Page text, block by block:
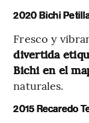
2020 Bichi
Fresco y
divertida
Bichi en el
naturales.
2015 Recaredo